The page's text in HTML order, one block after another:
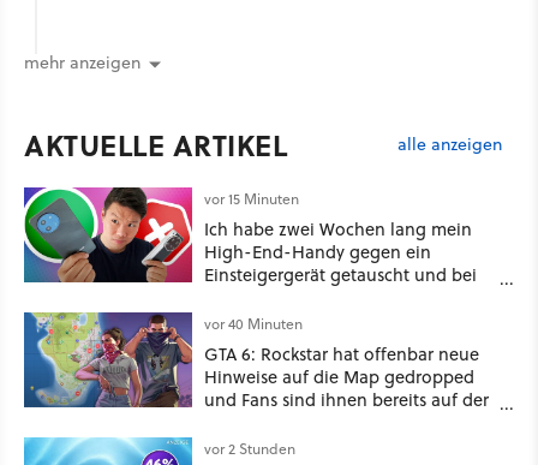
mehr anzeigen
AKTUELLE ARTIKEL alle anzeigen
vor 15 Minuten
Ich habe zwei Wochen lang mein
High-End-Handy gegen ein
Einsteigergerät getauscht und bei
das günstige Smartphone sogar
[Best of GameStar]
vor 40 Minuten
GTA 6: Rockstar hat offenbar neue
Hinweise auf die Map gedropped
und Fans sind ihnen bereits auf der
vor 2 Stunden